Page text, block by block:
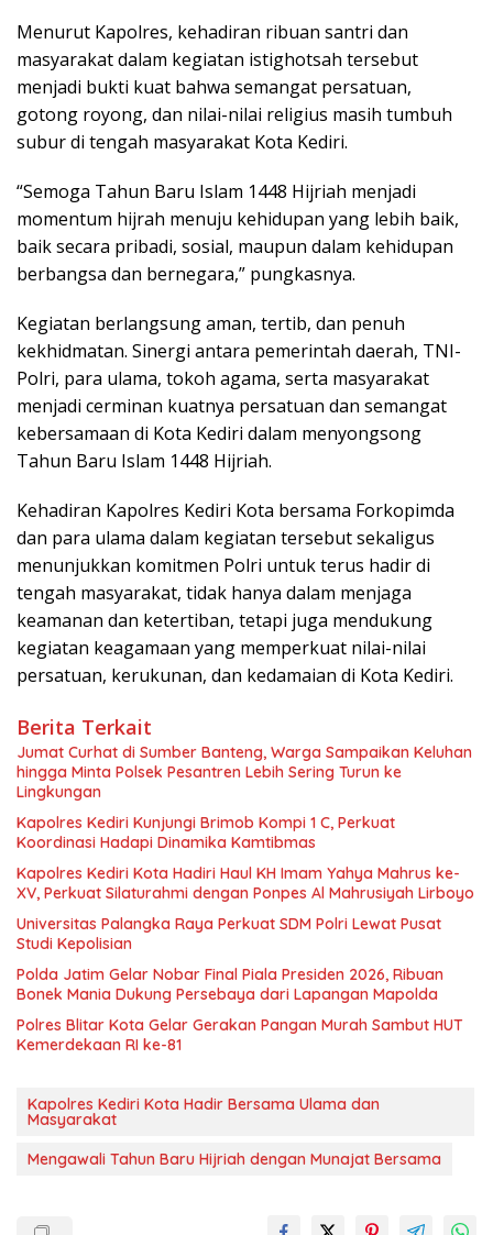
Menurut Kapolres, kehadiran ribuan santri dan
masyarakat dalam kegiatan istighotsah tersebut
menjadi bukti kuat bahwa semangat persatuan,
gotong royong, dan nilai-nilai religius masih tumbuh
subur di tengah masyarakat Kota Kediri.
“Semoga Tahun Baru Islam 1448 Hijriah menjadi
momentum hijrah menuju kehidupan yang lebih baik,
baik secara pribadi, sosial, maupun dalam kehidupan
berbangsa dan bernegara,” pungkasnya.
Kegiatan berlangsung aman, tertib, dan penuh
kekhidmatan. Sinergi antara pemerintah daerah, TNI-
Polri, para ulama, tokoh agama, serta masyarakat
menjadi cerminan kuatnya persatuan dan semangat
kebersamaan di Kota Kediri dalam menyongsong
Tahun Baru Islam 1448 Hijriah.
Kehadiran Kapolres Kediri Kota bersama Forkopimda
dan para ulama dalam kegiatan tersebut sekaligus
menunjukkan komitmen Polri untuk terus hadir di
tengah masyarakat, tidak hanya dalam menjaga
keamanan dan ketertiban, tetapi juga mendukung
kegiatan keagamaan yang memperkuat nilai-nilai
persatuan, kerukunan, dan kedamaian di Kota Kediri.
Berita Terkait
Jumat Curhat di Sumber Banteng, Warga Sampaikan Keluhan
hingga Minta Polsek Pesantren Lebih Sering Turun ke
Lingkungan
Kapolres Kediri Kunjungi Brimob Kompi 1 C, Perkuat
Koordinasi Hadapi Dinamika Kamtibmas
Kapolres Kediri Kota Hadiri Haul KH Imam Yahya Mahrus ke-
XV, Perkuat Silaturahmi dengan Ponpes Al Mahrusiyah Lirboyo
Universitas Palangka Raya Perkuat SDM Polri Lewat Pusat
Studi Kepolisian
Polda Jatim Gelar Nobar Final Piala Presiden 2026, Ribuan
Bonek Mania Dukung Persebaya dari Lapangan Mapolda
Polres Blitar Kota Gelar Gerakan Pangan Murah Sambut HUT
Kemerdekaan RI ke-81
Kapolres Kediri Kota Hadir Bersama Ulama dan
Masyarakat
Mengawali Tahun Baru Hijriah dengan Munajat Bersama